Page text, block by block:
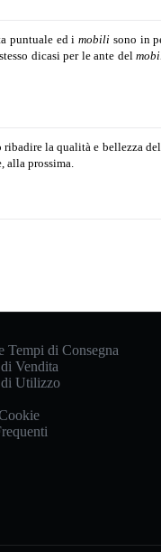
puntuale ed imobili sono in
dicasi per le ante del
la qualità e bellezza
alla prossima.
Tempi di Consegna
Vendita
Utilizzo